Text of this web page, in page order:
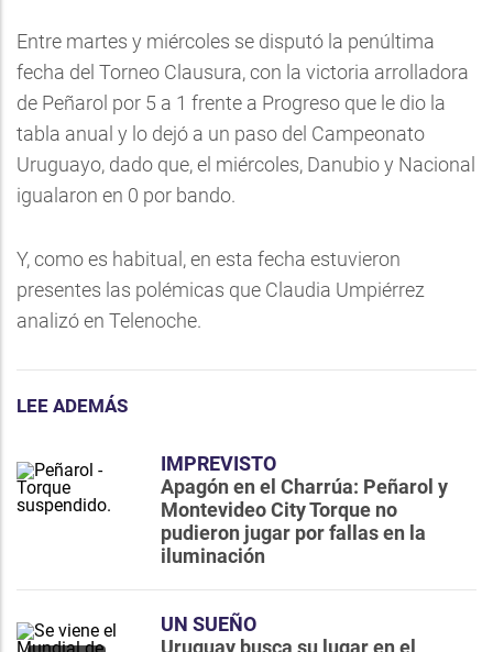
Entre martes y miércoles se disputó la penúltima
fecha del Torneo Clausura, con la victoria arrolladora
de Peñarol por 5 a 1 frente a Progreso que le dio la
tabla anual y lo dejó a un paso del Campeonato
Uruguayo, dado que, el miércoles, Danubio y Nacional
igualaron en 0 por bando.
Y, como es habitual, en esta fecha estuvieron
presentes las polémicas que Claudia Umpiérrez
analizó en Telenoche.
LEE ADEMÁS
IMPREVISTO
Apagón en el Charrúa: Peñarol y
Montevideo City Torque no
pudieron jugar por fallas en la
iluminación
UN SUEÑO
Uruguay busca su lugar en el